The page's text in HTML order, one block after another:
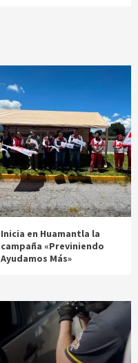
Inicia en Huamantla la
campaña «Previniendo
Ayudamos Más»